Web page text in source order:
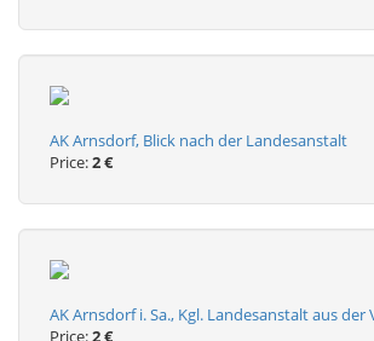
AK Arnsdorf, Blick nach der Landesanstalt
Price:2 €
AK Arnsdorf i. Sa., Kgl. Landesanstalt aus der
Price:2 €